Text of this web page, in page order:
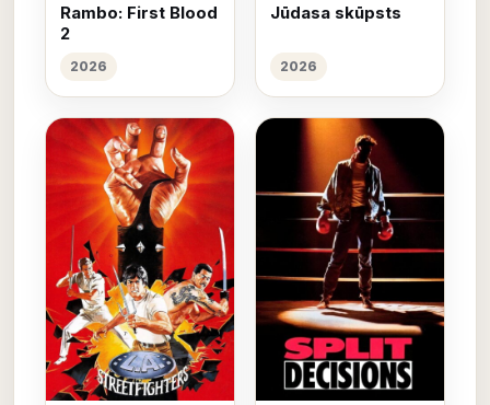
Rambo: First Blood
2
2026
Jūdasa skūpsts
2026